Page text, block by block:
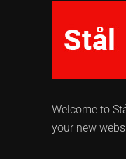
Welcome to
your new